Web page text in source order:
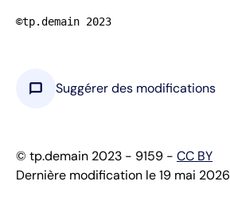
©tp.demain 2023
chat_bubble Suggérer des modifications
© tp.demain 2023 - 9159 - CC BY
Dernière modification le 19 mai 2026